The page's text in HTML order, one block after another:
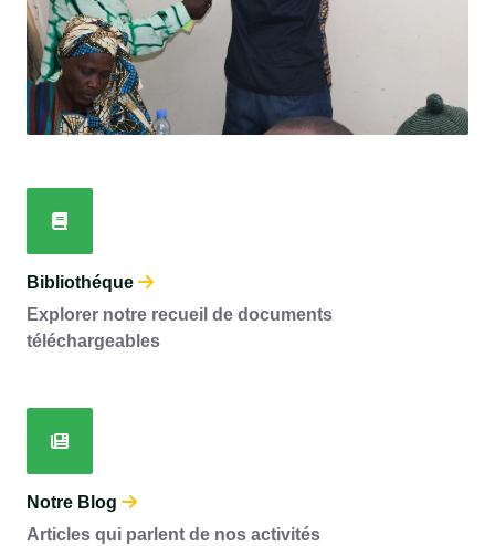
Bibliothéque
Explorer notre recueil de documents
téléchargeables
Notre Blog
Articles qui parlent de nos activités